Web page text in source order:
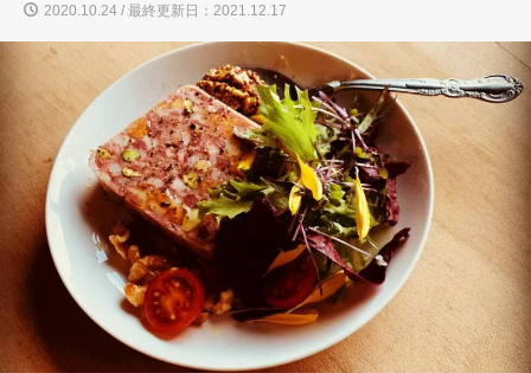
2020.10.24 / 最終更新日：2021.12.17